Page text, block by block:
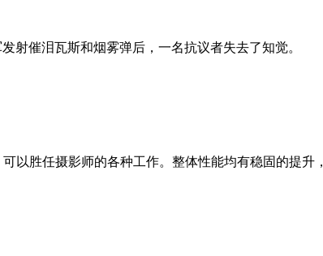
射催泪瓦斯和烟雾弹后，一名抗议者失去了知觉。
以胜任摄影师的各种工作。整体性能均有稳固的提